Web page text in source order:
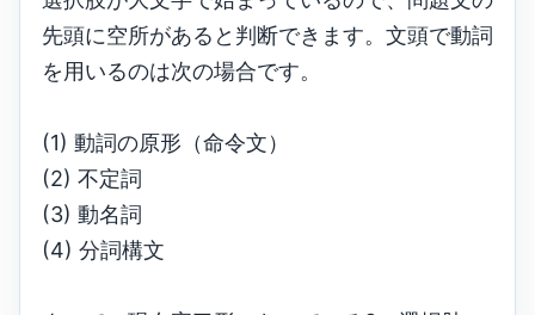
先頭に空所があると判断できます。文頭で動詞
を用いるのは次の場合です。
(1) 動詞の原形（命令文）
(2) 不定詞
(3) 動名詞
(4) 分詞構文